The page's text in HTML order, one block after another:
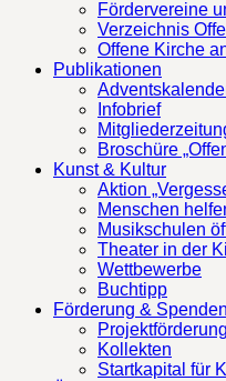
Fördervereine
Verzeichnis
Offene Kirche
Publikationen
Infobrief
Broschüre
Kunst & Kultur
Aktion
Menschen
Musikschulen
Theater in der
Wettbewerbe
Buchtipp
Förderung & Spenden
Projektförderung
Kollekten
Startkapital für